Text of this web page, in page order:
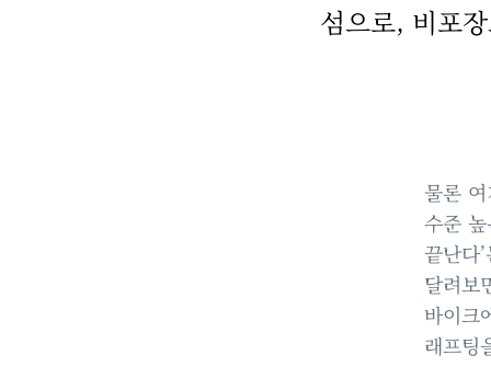
섬으로, 비포
물론
수준
끝난다
달려보
바이크
래프